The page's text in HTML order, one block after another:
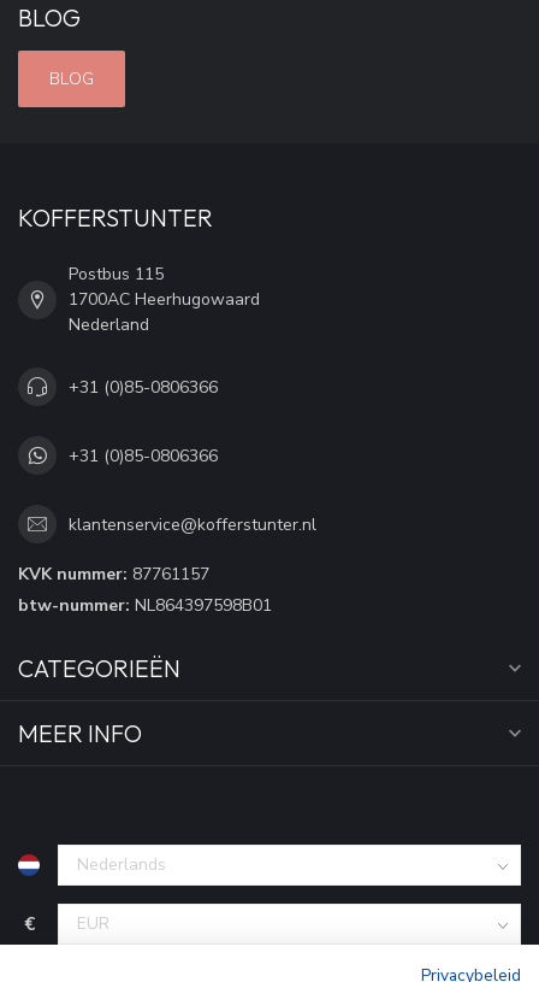
BLOG
BLOG
KOFFERSTUNTER
Postbus 115
1700AC Heerhugowaard
Nederland
+31 (0)85-0806366
+31 (0)85-0806366
klantenservice@kofferstunter.nl
KVK nummer: 87761157
btw-nummer: NL864397598B01
CATEGORIEËN
MEER INFO
€
Privacybeleid